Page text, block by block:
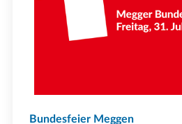
Bundesfeier Meggen